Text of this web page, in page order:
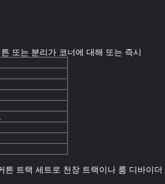
또는 분리가 코너에 대해 또는 즉시
트랙 세트로 천장 트랙이나 룸 디바이